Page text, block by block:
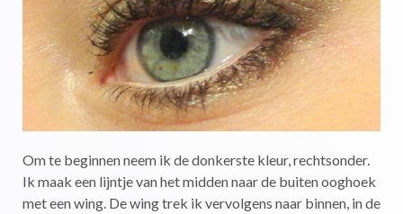
Om te beginnen neem ik de donkerste kleur, rechtsonder.
Ik maak een lijntje van het midden naar de buiten ooghoek
met een wing. De wing trek ik vervolgens naar binnen, in de